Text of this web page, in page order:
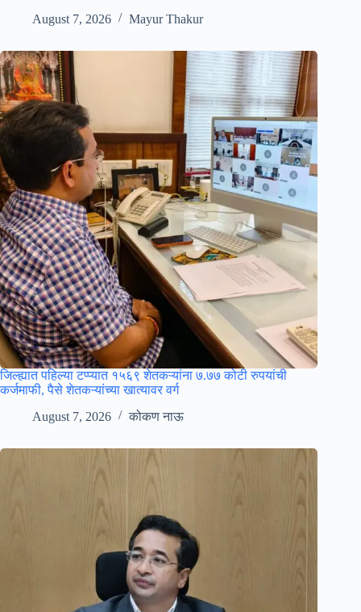
August 7, 2026 Mayur Thakur
जिल्ह्यात पहिल्या टप्प्यात १५६९ शेतकऱ्यांना ७.७७ कोटी रुपयांची
कर्जमाफी, पैसे शेतकऱ्यांच्या खात्यावर वर्ग
August 7, 2026
कोकण नाऊ